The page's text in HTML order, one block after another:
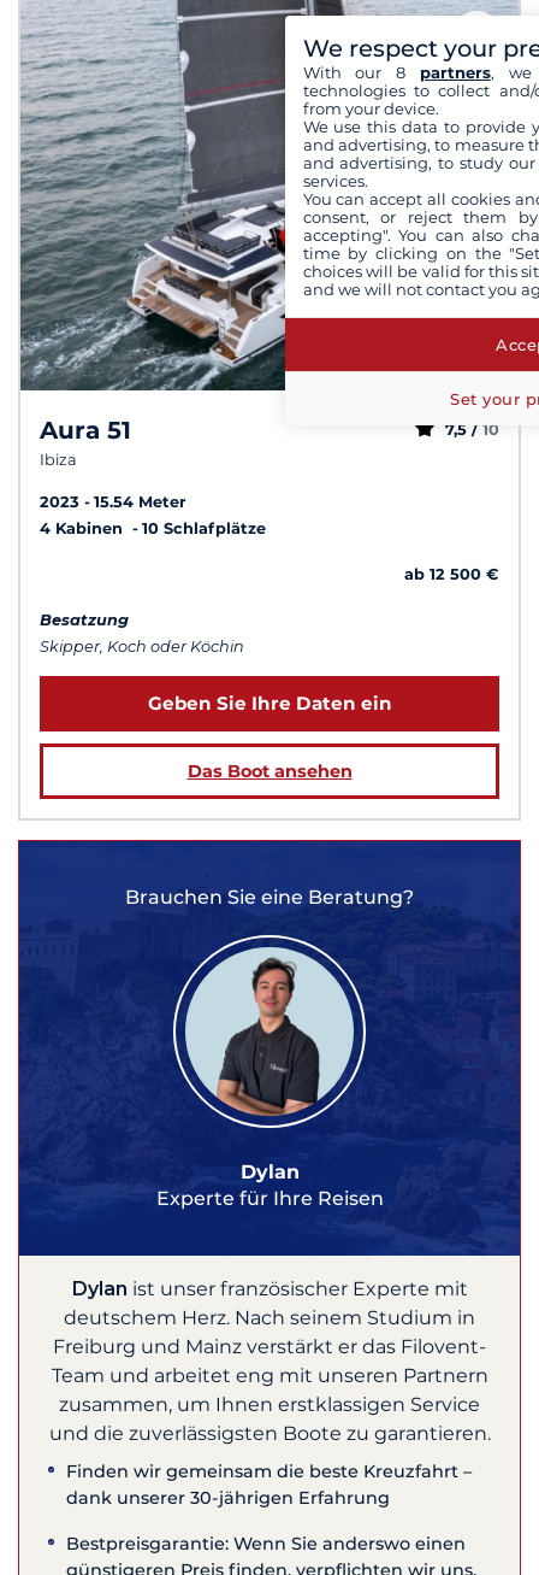
Aura 51
Ibiza
7,5 / 10
2023
15.54 Meter
4 Kabinen
10 Schlafplätze
ab 12 500 €
Besatzung
Skipper, Koch oder Köchin
Geben Sie Ihre Daten ein
Das Boot ansehen
Brauchen Sie eine Beratung?
Dylan
Experte für Ihre Reisen
Dylan ist unser französischer Experte mit
deutschem Herz. Nach seinem Studium in
Freiburg und Mainz verstärkt er das Filovent-
Team und arbeitet eng mit unseren Partnern
zusammen, um Ihnen erstklassigen Service
und die zuverlässigsten Boote zu garantieren.
Finden wir gemeinsam die beste Kreuzfahrt –
dank unserer 30-jährigen Erfahrung
Bestpreisgarantie: Wenn Sie anderswo einen
günstigeren Preis finden, verpflichten wir uns,
We respect your
With our 8 partners, we
technologies to collect
from your device.
We use this data to provide
and advertising, to measure
and advertising, to study
services.
You can accept all cookies
consent, or reject them
accepting". You can also
time by clicking on the
choices will be valid for this
and we will not contact you
Set your